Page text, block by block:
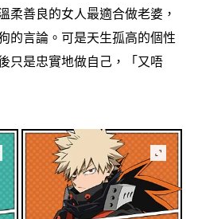
柔善良的女人最適合做老婆 ，
的言論。可是天生孤高的個性
只是忠實地做自己 ，
「又唔